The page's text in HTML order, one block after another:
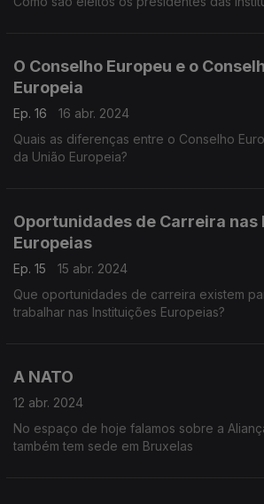
O Conselho Europeu e o
Europeia
Ep. 16
16 abr. 2024
Quais as diferenças entre o Conselho
da União Europeia?
Oportunidades de Carreira
Europeias
Ep. 15
15 abr. 2024
Que oportunidades de carreira existem
trabalhar nas Instituições Europeias?
A NATO
12 abr. 2024
No espaço de hoje falamos sobre a
também tem sede em Bruxelas